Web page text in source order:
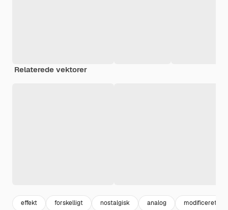
Relaterede vektorer
effekt forskelligt nostalgisk analog modificeret